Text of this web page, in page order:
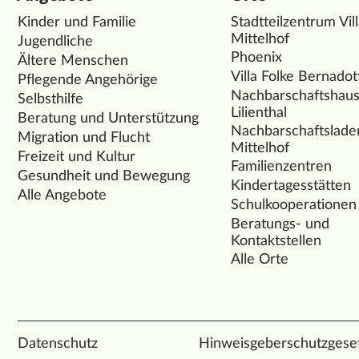
Kinder und Familie
Jugendliche
Ältere Menschen
Pflegende Angehörige
Selbsthilfe
Beratung und Unterstützung
Migration und Flucht
Freizeit und Kultur
Gesundheit und Bewegung
Alle Angebote
Stadtteilzentrum
Mittelhof
Phoenix
Villa Folke
Lilienthal
Mittelhof
Familienzentren
Kindertagesstätten
Schulkooperationen
Beratungs- und
Kontaktstellen
Alle Orte
Datenschutz